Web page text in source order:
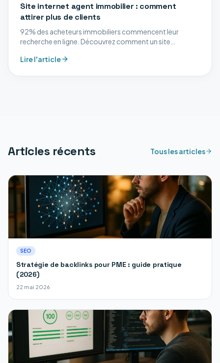
Site internet agent immobilier : comment
attirer plus de clients
92% des acheteurs immobiliers commencent leur
recherche en ligne. Découvrez comment un site
immobilier.
Lire l'article
Articles récents Tous les articles
SEO
Stratégie de backlinks pour PME : guide pratique
(2026)
22 mai 2026